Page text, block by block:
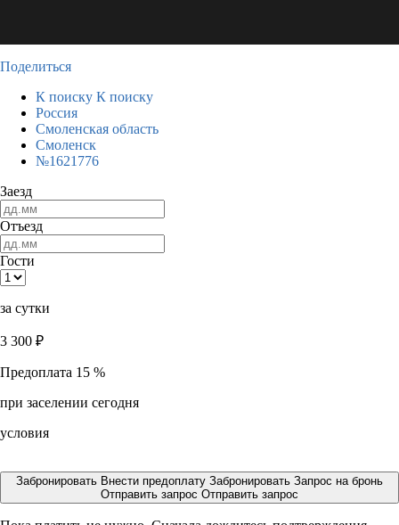
Поделиться
К поиску К поиску
Россия
Смоленская область
Смоленск
№1621776
Заезд
Отъезд
Гости
за сутки
3 300 ₽
Предоплата 15 %
при заселении сегодня
условия
Забронировать Внести предоплату Забронировать Запрос на бронь
Отправить запрос Отправить запрос